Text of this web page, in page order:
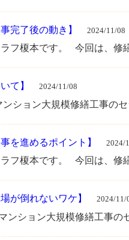
完了後の動き】 2024/11/08
フ榎本です。 今回は、修
て】 2024/11/08
ション大規模修繕工事の
を進めるポイント】 2024/
フ榎本です。 今回は、修
が倒れないワケ】 2024/11/
ンション大規模修繕工事の